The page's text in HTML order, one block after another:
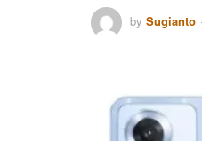
by Sugianto